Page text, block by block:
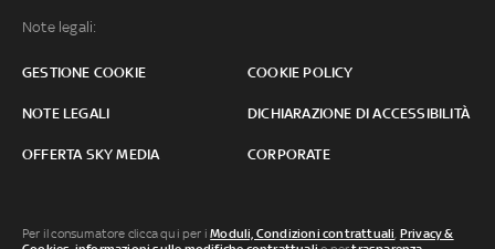
Note legali:
GESTIONE COOKIE COOKIE POLICY
NOTE LEGALI DICHIARAZIONE DI ACCESSIBILITÀ
OFFERTA SKY MEDIA CORPORATE
Per il consumatore clicca qui per iModuli, Condizioni contrattuali Privacy &